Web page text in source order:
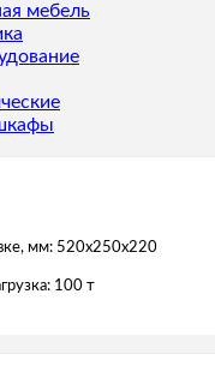
мебель
мм: 520х250х220
100 т